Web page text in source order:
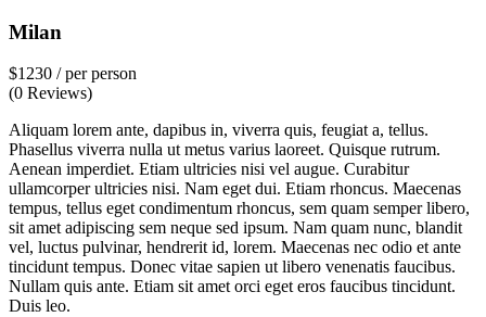
Milan
$1230 / per person
(0 Reviews)
Aliquam lorem ante, dapibus in, viverra quis, feugiat a, tellus.
Phasellus viverra nulla ut metus varius laoreet. Quisque rutrum.
Aenean imperdiet. Etiam ultricies nisi vel augue. Curabitur
ullamcorper ultricies nisi. Nam eget dui. Etiam rhoncus. Maecenas
tempus, tellus eget condimentum rhoncus, sem quam semper libero,
sit amet adipiscing sem neque sed ipsum. Nam quam nunc, blandit
vel, luctus pulvinar, hendrerit id, lorem. Maecenas nec odio et ante
tincidunt tempus. Donec vitae sapien ut libero venenatis faucibus.
Nullam quis ante. Etiam sit amet orci eget eros faucibus tincidunt.
Duis leo.